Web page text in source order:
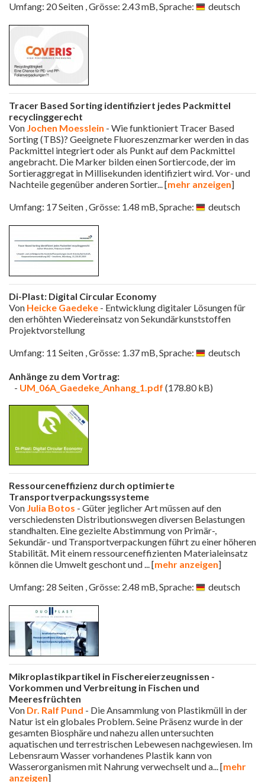
Umfang: 20 Seiten , Grösse: 2.43 mB, Sprache:
deutsch
Tracer Based Sorting identifiziert jedes Packmittel
recyclinggerecht
Von Jochen Moesslein - Wie funktioniert Tracer Based
Sorting (TBS)? Geeignete Fluoreszenzmarker werden in das
Packmittel integriert oder als Punkt auf dem Packmittel
angebracht. Die Marker bilden einen Sortiercode, der im
Sortieraggregat in Millisekunden identifiziert wird. Vor- und
Nachteile gegenüber anderen Sortier... [mehr anzeigen]
Umfang: 17 Seiten , Grösse: 1.48 mB, Sprache:
deutsch
Di-Plast: Digital Circular Economy
Von Heicke Gaedeke - Entwicklung digitaler Lösungen für
den erhöhten Wiedereinsatz von Sekundärkunststoffen
Projektvorstellung
Umfang: 11 Seiten , Grösse: 1.37 mB, Sprache:
deutsch
Anhänge zu dem Vortrag:
- UM_06A_Gaedeke_Anhang_1.pdf (178.80 kB)
Ressourceneffizienz durch optimierte
Transportverpackungssysteme
Von Julia Botos - Güter jeglicher Art müssen auf den
verschiedensten Distributionswegen diversen Belastungen
standhalten. Eine gezielte Abstimmung von Primär-,
Sekundär- und Transportverpackungen führt zu einer höheren
Stabilität. Mit einem ressourceneffizienten Materialeinsatz
können die Umwelt geschont und... [mehr anzeigen]
Umfang: 28 Seiten , Grösse: 2.48 mB, Sprache:
deutsch
Mikroplastikpartikel in Fischereierzeugnissen -
Vorkommen und Verbreitung in Fischen und
Meeresfrüchten
Von Dr. Ralf Pund - Die Ansammlung von Plastikmüll in der
Natur ist ein globales Problem. Seine Präsenz wurde in der
gesamten Biosphäre und nahezu allen untersuchten
aquatischen und terrestrischen Lebewesen nachgewiesen. Im
Lebensraum Wasser vorhandenes Plastik kann von
Wasserorganismen mit Nahrung verwechselt und a... [mehr
anzeigen]